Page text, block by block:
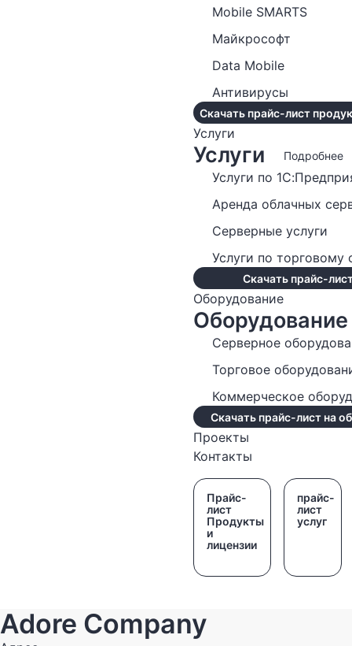
Mobile SMARTS
Майкрософт
Data Mobile
Антивирусы
Скачать прайс-лист
Услуги
Услуги Подробнее
Услуги по
Аренда облачных
Серверные услуги
Услуги по торговому
Скачать прайс-
Оборудование
Оборудование
Серверное
Торговое
Коммерческое
Скачать прайс-лист на
Проекты
Контакты
Прайс-
лист
Продукты
и
лицензии
прайс-
лист
услуг
Adore Company